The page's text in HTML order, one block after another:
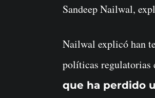
Sandeep Nailwal,
Nailwal explicó han
políticas
que ha perdido